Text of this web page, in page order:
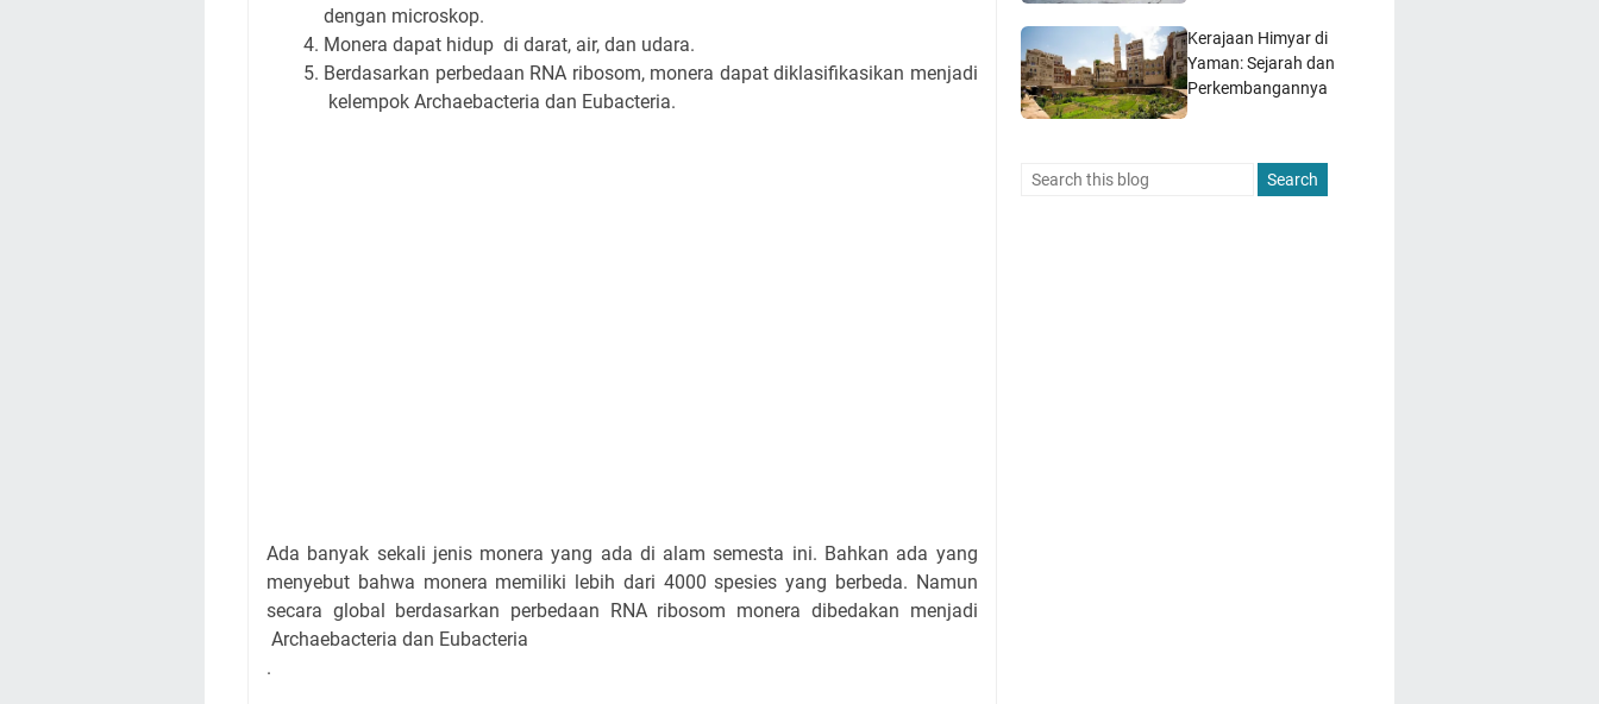
dengan microskop.
Monera dapat hidup di darat, air, dan udara.
Berdasarkan perbedaan RNA ribosom, monera dapat diklasifikasikan menjadi
kelempok Archaebacteria dan Eubacteria.
Ada banyak sekali jenis monera yang ada di alam semesta ini. Bahkan ada yang
menyebut bahwa monera memiliki lebih dari 4000 spesies yang berbeda. Namun
secara global berdasarkan perbedaan RNA ribosom monera dibedakan menjadi
Archaebacteria dan Eubacteria
.
Kerajaan Himyar di
Yaman: Sejarah dan
Perkembangannya